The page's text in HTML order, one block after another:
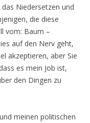
Niedersetzen und
die diese
vom: Baum –
auf den Nerv geht,
akzeptieren, aber Sie
es mein Job ist,
den Dingen zu
meinen politischen